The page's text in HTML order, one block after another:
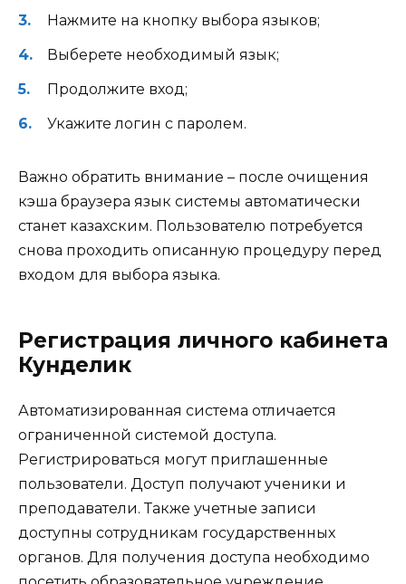
Нажмите на кнопку выбора языков;
Выберете необходимый язык;
Продолжите вход;
Укажите логин с паролем.
Важно обратить внимание – после очищения
кэша браузера язык системы автоматически
станет казахским. Пользователю потребуется
снова проходить описанную процедуру перед
входом для выбора языка.
Регистрация личного кабинета
Кунделик
Автоматизированная система отличается
ограниченной системой доступа.
Регистрироваться могут приглашенные
пользователи. Доступ получают ученики и
преподаватели. Также учетные записи
доступны сотрудникам государственных
органов. Для получения доступа необходимо